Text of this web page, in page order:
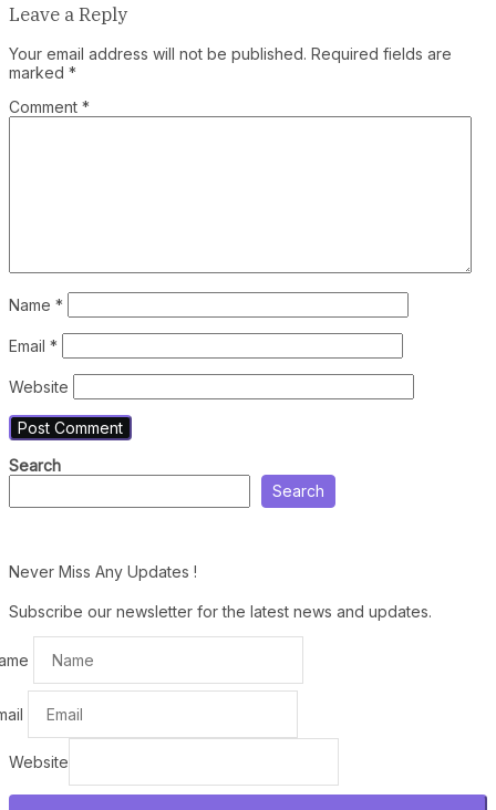
Leave a Reply
Your email address will not be published. Required fields are
marked *
Comment *
Name *
Email *
Website
Search
Search
Never Miss Any Updates !
Subscribe our newsletter for the latest news and updates.
Website